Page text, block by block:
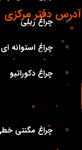
آدرس دفتر مرکزی
تهران، خیابان
کوچه خبرنگاران پلاک ۷۰ واحد ۳ و ۴ کدپستی: ۱۱۴۵۶۵۴۶۴۱
چراغ ریلی
چراغ استوانه ای
چراغ دکوراتیو
چراغ مگنتی